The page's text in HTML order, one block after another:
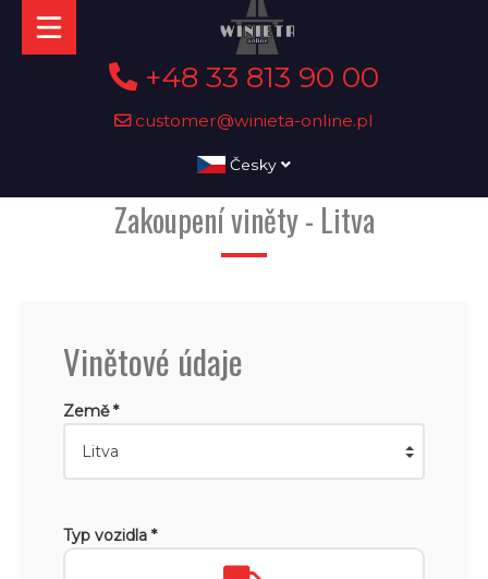
+48 33 813 90 00
customer@winieta-online.pl
Česky
Zakoupení viněty - Litva
Vinětové údaje
Země *
Typ vozidla *